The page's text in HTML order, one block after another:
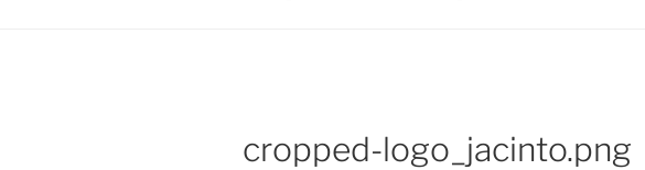
cropped-logo_jacinto.png